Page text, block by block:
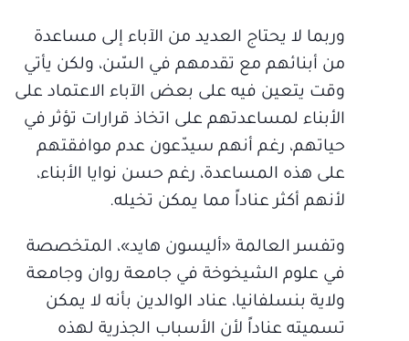
وربما لا يحتاج العديد من الآباء إلى مساعدة
من أبنائهم مع تقدمهم في السّن، ولكن يأتي
وقت يتعين فيه على بعض الآباء الاعتماد على
الأبناء لمساعدتهم على اتخاذ قرارات تؤثر في
حياتهم، رغم أنهم سيدّعون عدم موافقتهم
على هذه المساعدة، رغم حسن نوايا الأبناء،
لأنهم أكثر عناداً مما يمكن تخيله.
وتفسر العالمة «أليسون هايد»، المتخصصة
في علوم الشيخوخة في جامعة روان وجامعة
ولاية بنسلفانيا، عناد الوالدين بأنه لا يمكن
تسميته عناداً لأن الأسباب الجذرية لهذه